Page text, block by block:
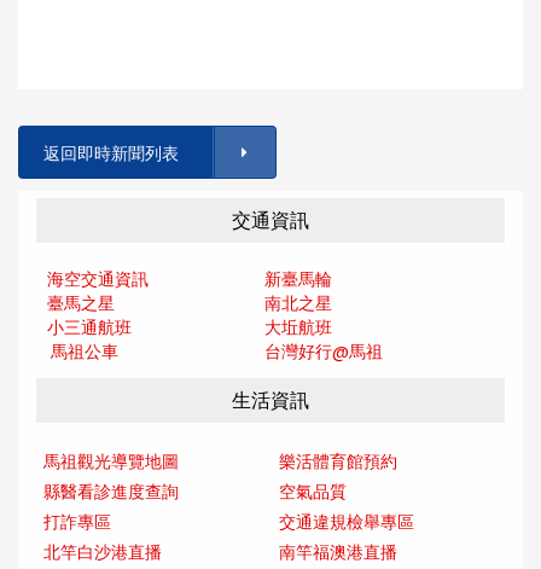
返回即時新聞列表
交通資訊
海空交通資訊
新臺馬輪
臺馬之星
南北之星
小三通航班
大坵航班
馬祖公車
台灣好行@馬祖
生活資訊
馬祖觀光導覽地圖
樂活體育館預約
縣醫看診進度查詢
空氣品質
打詐專區
交通違規檢舉專區
北竿白沙港直播
南竿福澳港直播